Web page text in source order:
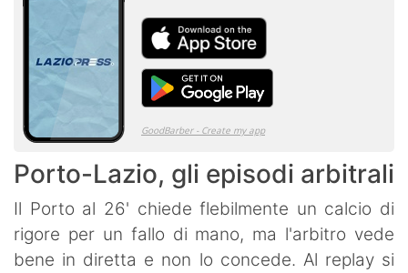
Porto-Lazio, gli episodi arbitrali
Il Porto al 26' chiede flebilmente un calcio di
rigore per un fallo di mano, ma l'arbitro vede
bene in diretta e non lo concede. Al replay si